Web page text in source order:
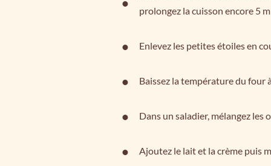
prolongez la cuisson encore 5
Enlevez les petites étoiles en
Baissez la température du four
Dans un saladier, mélangez les
Ajoutez le lait et la crème puis